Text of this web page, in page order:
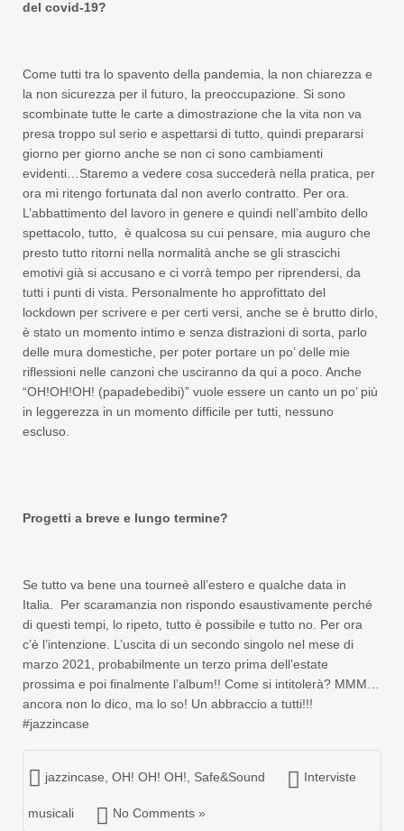
del covid-19?
Come tutti tra lo spavento della pandemia, la non chiarezza e
la non sicurezza per il futuro, la preoccupazione. Si sono
scombinate tutte le carte a dimostrazione che la vita non va
presa troppo sul serio e aspettarsi di tutto, quindi prepararsi
giorno per giorno anche se non ci sono cambiamenti
evidenti…Staremo a vedere cosa succederà nella pratica, per
ora mi ritengo fortunata dal non averlo contratto. Per ora.
L’abbattimento del lavoro in genere e quindi nell’ambito dello
spettacolo, tutto, è qualcosa su cui pensare, mia auguro che
presto tutto ritorni nella normalità anche se gli strascichi
emotivi già si accusano e ci vorrà tempo per riprendersi, da
tutti i punti di vista. Personalmente ho approfittato del
lockdown per scrivere e per certi versi, anche se è brutto dirlo,
è stato un momento intimo e senza distrazioni di sorta, parlo
delle mura domestiche, per poter portare un po’ delle mie
riflessioni nelle canzoni che usciranno da qui a poco. Anche
“OH!OH!OH! (papadebedibi)” vuole essere un canto un po’ più
in leggerezza in un momento difficile per tutti, nessuno
escluso.
Progetti a breve e lungo termine?
Se tutto va bene una tourneè all’estero e qualche data in
Italia. Per scaramanzia non rispondo esaustivamente perché
di questi tempi, lo ripeto, tutto è possibile e tutto no. Per ora
c’è l’intenzione. L’uscita di un secondo singolo nel mese di
marzo 2021, probabilmente un terzo prima dell’estate
prossima e poi finalmente l’album!! Come si intitolerà? MMM…
ancora non lo dico, ma lo so! Un abbraccio a tutti!!!
#jazzincase
jazzincase OH! OH! OH! Safe&Sound Interviste
musicali No Comments »